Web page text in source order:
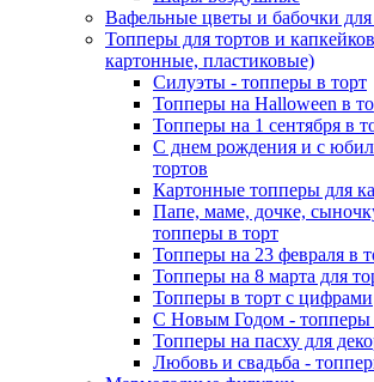
Вафельные цветы и бабочки
Топперы для тортов и
картонные, пластиковые)
Силуэты - топперы в торт
Топперы на Halloween в
Топперы на 1 сентября в
С днем рождения и с
тортов
Картонные топперы для
Папе, маме, дочке,
топперы в торт
Топперы на 23 февраля в
Топперы на 8 марта для
Топперы в торт с цифрами
С Новым Годом - топперы
Топперы на пасху для
Любовь и свадьба -